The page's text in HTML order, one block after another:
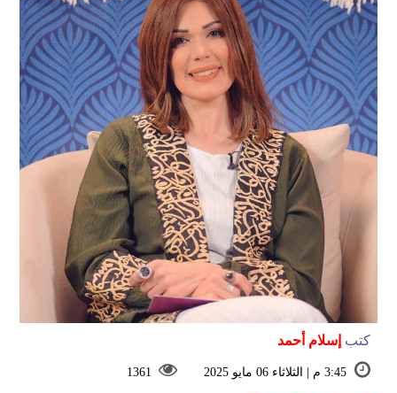
كتب إسلام أحمد
3:45 م | الثلاثاء 06 مايو 2025 1361